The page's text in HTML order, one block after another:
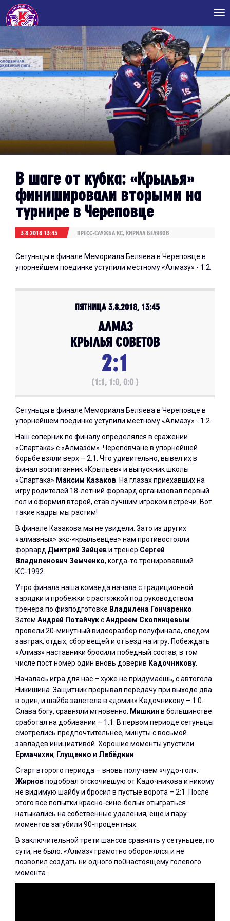
В шаге от кубка: «Крылья»
финишировали вторыми на
турнире в Череповце
3.8.2018 13:45 ПРЕСС-СЛУЖБА КС, КИРИЛЛ БЕЛЯКОВ
Сетуньцы в финале Мемориала Беляева в Череповце в
упорнейшем поединке уступили местному «Алмазу» - 1:2.
ПЯТНИЦА 3.8.2018, 13:45
АЛМАЗ
КРЫЛЬЯ СОВЕТОВ
2:1
(1:1, 1:0, 0:0 )
Сетуньцы в финале Мемориала Беляева в Череповце в
упорнейшем поединке уступили местному «Алмазу» - 1:2.
Наш соперник по финалу определялся в сражении
«Спартака» с «Алмазом». Череповчане в упорнейшей
борьбе взяли верх – 2:1. Что удивительно, вывел их в
финал воспитанник «Крыльев» и выпускник школы
«Спартака» Максим Казаков . На глазах приехавших на
игру родителей 18-летний форвард организовал первый
гол и оформил второй, став лучшим игроком встречи. Вот
такие кадры мы растим!
В финале Казакова мы не увидели. Зато из других
«алмазных» экс-«крыльевцев» нам противостояли
форвард Дмитрий Зайцеви тренер Сергей
Владиленович Земченко, когда-то тренировавший
КС-1992.
Утро финала наша команда начала с традиционной
зарядки и пробежки с растяжкой под руководством
тренера по физподготовке Владилена Гончаренко
Затем Андрей ПотайчуксАндреем Скопинцевым
провели 20-минутный видеоразбор полуфинала, следом
завтрак, отдых, сбор вещей и отъезд на игру. Побеждать
«Алмаз» наставники бросили победный состав, в том
числе пост номер один вновь доверив Кадочникову
Началась игра для нас – хуже не придумаешь, с автогола
Никишина. Защитник прерывал передачу при выходе два
в один, и шайба залетела в «домик» Кадочникову – 1:0.
Слава богу, сравняли мгновенно: Мишкин в большинстве
сработал на добивании – 1:1. В первом периоде сетуньцы
смотрелись предпочтительнее, минуты с восьмой
завладев инициативой. Хорошие моменты упустили
Ермачихин, Глущенко и Лебёдкин
Старт второго периода – вновь получаем «чудо-гол»:
Жирновподобрал отскочившую от Кадочникова и никому
не видимую шайбу и бросил в пустые ворота – 2:1. После
этого все попытки красно-сине-белых отыграться
натыкались на собственные удаления, еще и пару
моментов загубили 90-процентных.
В заключительной трети шансов сравнять у сетуньцев, по
сути, не было: «Алмаз» грамотно оборонялся и не
позволил создать ни одного по0настоящему голевого
момента.